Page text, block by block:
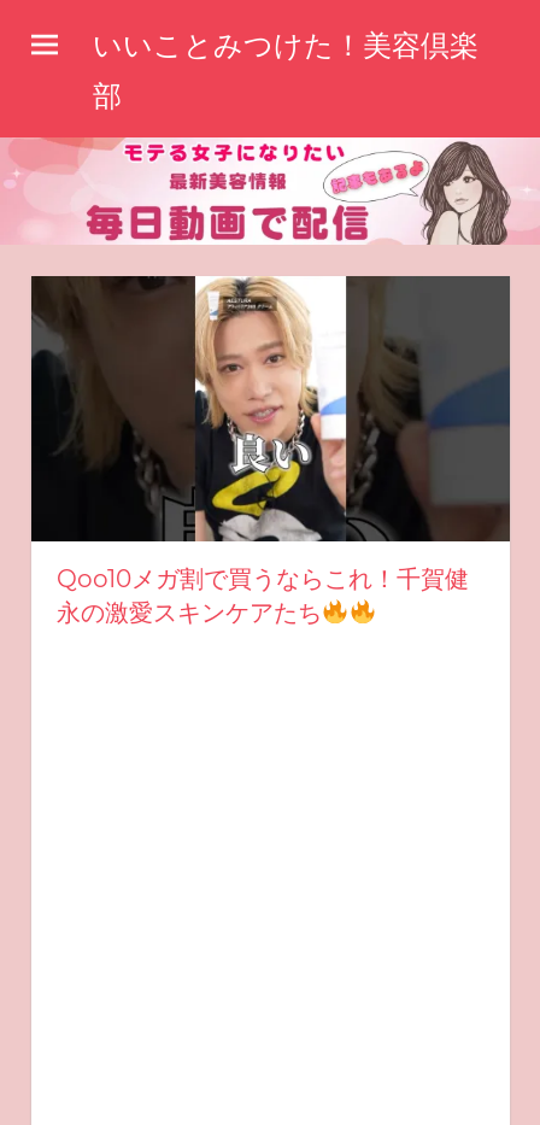
へ
いいことみつけた！美容倶楽
部
Qoo10メガ割で買うならこれ！千賀健
永の激愛スキンケアたち